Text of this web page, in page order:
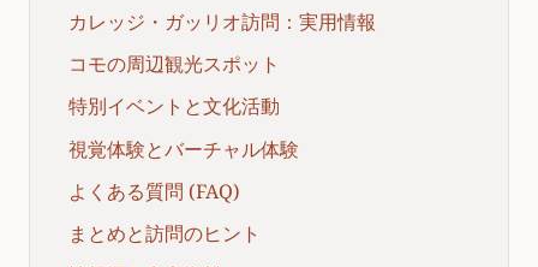
カレッジ・ガッリオ訪問：実用情報
コモの周辺観光スポット
特別イベントと文化活動
視覚体験とバーチャル体験
よくある質問 (FAQ)
まとめと訪問のヒント